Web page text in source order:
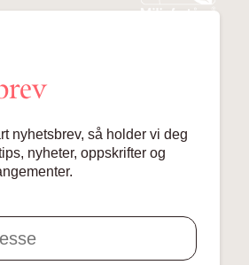
0159 Oslo
AS
nyhetsbrev, så holder vi deg
nyheter, oppskrifter og